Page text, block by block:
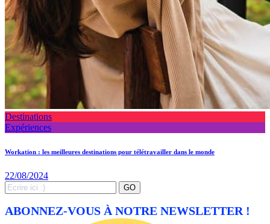
Destinations
Expériences
Workation : les meilleures destinations pour télétravailler dans le monde
22/08/2024
Search
for:
GO
ABONNEZ-VOUS À NOTRE NEWSLETTER !